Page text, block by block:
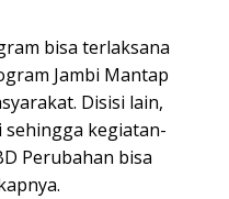
bisa terlaksana
Jambi Mantap
Disisi lain,
sehingga kegiatan-
Perubahan bisa